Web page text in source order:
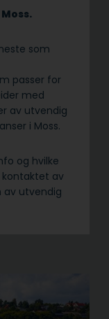
som
passer for
med
av utvendig
i Moss.
og hvilke
kontaktet av
av utvendig